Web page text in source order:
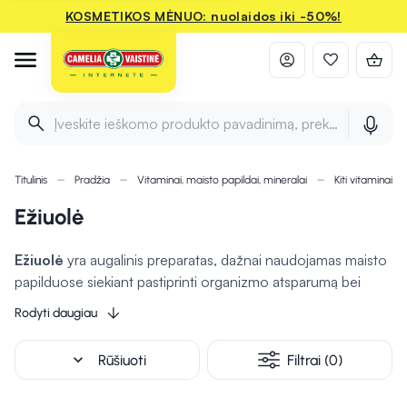
KOSMETIKOS MĖNUO: nuolaidos iki -50%!
Įveskite ieškomo produkto pavadinimą, prekės ženklą ir
Titulinis Pradžia Vitaminai, maisto papildai, mineralai Kiti vitaminai ir
Ežiuolė
Ežiuolė yra augalinis preparatas, dažnai naudojamas maisto
papilduose siekiant pastiprinti organizmo atsparumą bei
imuninę sistemą. Ši vaistažolė populiari mikstūrų, čiulpiamų
tablečių ir geriamų dozių pavidalu, tad tinka įvairiems
poreikiams. Ežiuolės sudėtyje esančios veikliosios
medžiagos
gali padėti palaikyti gerą kvėpavimo takų
Rodyti daugiau
expand_more Rūšiuoti Filtrai (0)